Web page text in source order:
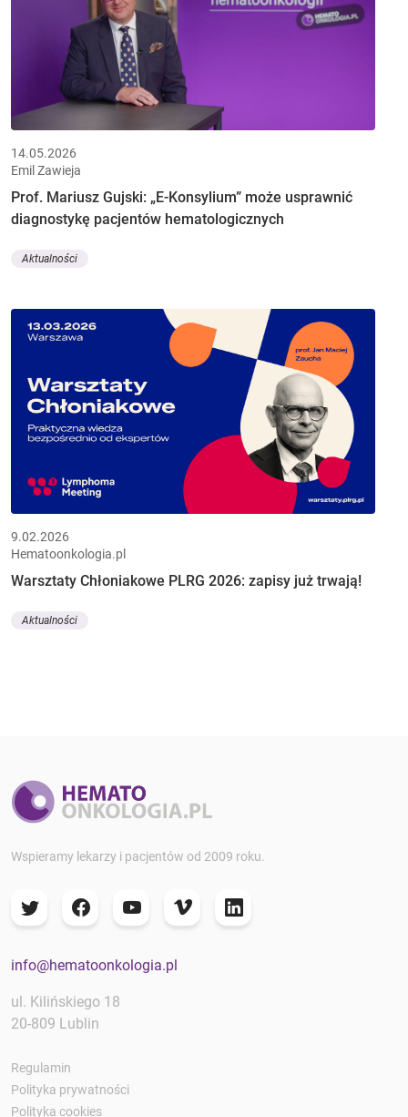
14.05.2026
Emil Zawieja
Prof. Mariusz Gujski: „E-Konsylium” może usprawnić
diagnostykę pacjentów hematologicznych
Aktualności
9.02.2026
Hematoonkologia.pl
Warsztaty Chłoniakowe PLRG 2026: zapisy już trwają!
Aktualności
Wspieramy lekarzy i pacjentów od 2009 roku.
info@hematoonkologia.pl
ul. Kilińskiego 18
20-809 Lublin
Regulamin
Polityka prywatności
Polityka cookies